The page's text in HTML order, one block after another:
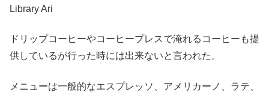
Library Ari
ドリップコーヒーやコーヒープレスで淹れるコーヒーも提
供しているが行った時には出来ないと言われた。
メニューは一般的なエスプレッソ、アメリカーノ、ラテ、